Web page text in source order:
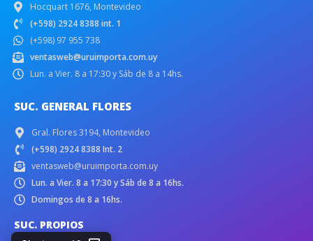
Hocquart 1676, Montevideo
(+598) 2924 8388 int. 1
(+598) 97 955 738
ventasweb@uruimporta.com.uy
Lun. a Vier. 8 a 17:30 y Sáb de 8 a 14hs.
SUC. GENERAL FLORES
Gral. Flores 3194, Montevideo
(+598) 2924 8388 Int. 2
ventasweb@uruimporta.com.uy
Lun. a Vier. 8 a 17:30 y Sáb de 8 a 16hs.
Domingos de 8 a 16hs.
SUC. PROPIOS